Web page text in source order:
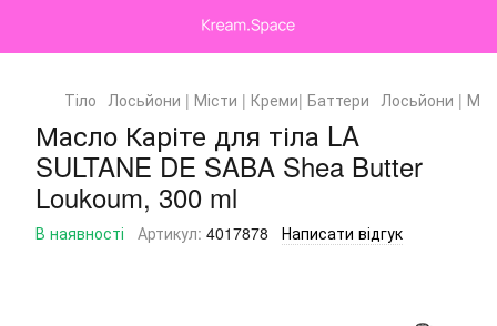
Тіло Лосьйони | Місти | Креми| Баттери Лосьйони |
Масло Каріте для тіла LA
SULTANE DE SABA Shea Butter
Loukoum, 300 ml
В наявності Артикул: 4017878 Написати відгук